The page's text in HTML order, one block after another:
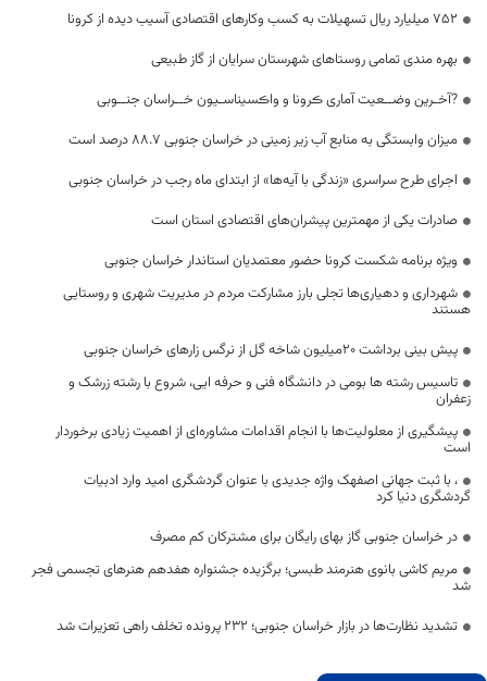
۷۵۲ میلیارد ریال تسهیلات به کسب وکار‌های اقتصادی آسیب دیده از کرونا
بهره مندی تمامی روستا‌های شهرستان سرایان از گاز طبیعی
?آخـرین وضــعیت آماری ڪرونا و واڪسیناسـیون خــراسان جنــوبی
میزان وابستگی به منابع آب زیر زمینی در خراسان جنوبی ۸۸.۷ درصد است
اجرای طرح سراسری «زندگی با آیه‌ها» از ابتدای ماه رجب در خراسان جنوبی
صادرات یکی از مهمترین پیشران‌های اقتصادی استان است
ویژه برنامه شکست کرونا حضور معتمدیان استاندار خراسان جنوبی
شهرداری و دهیاری‌ها تجلی بارز مشارکت مردم در مدیریت شهری و روستایی
هستند
پیش بینی برداشت ۲۰میلیون شاخه گل از نرگس زار‌های خراسان جنوبی
تاسیس رشته ها بومی در دانشگاه فنی و حرفه ایی، شروع با رشته زرشک و
زعفران
پیشگیری از معلولیت‌ها با انجام اقدامات مشاوره‌ای از اهمیت زیادی برخوردار
است
، با ثبت جهانی اصفهک واژه جدیدی با عنوان گردشگری امید وارد ادبیات
گردشگری دنیا کرد
در خراسان جنوبی گاز بهای رایگان برای مشترکان کم مصرف
مریم کاشی بانوی هنرمند طبسی؛ برگزیده جشنواره هفدهم هنرهای تجسمی فجر
شد
تشدید نظارت‌ها در بازار خراسان جنوبی؛ ۲۳۲ پرونده تخلف راهی تعزیرات شد